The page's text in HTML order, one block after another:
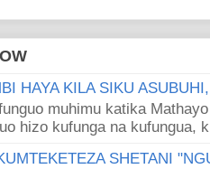
HAYA KILA SIKU
muhimu katika
hizo kufunga na kufungua,
SHETANI